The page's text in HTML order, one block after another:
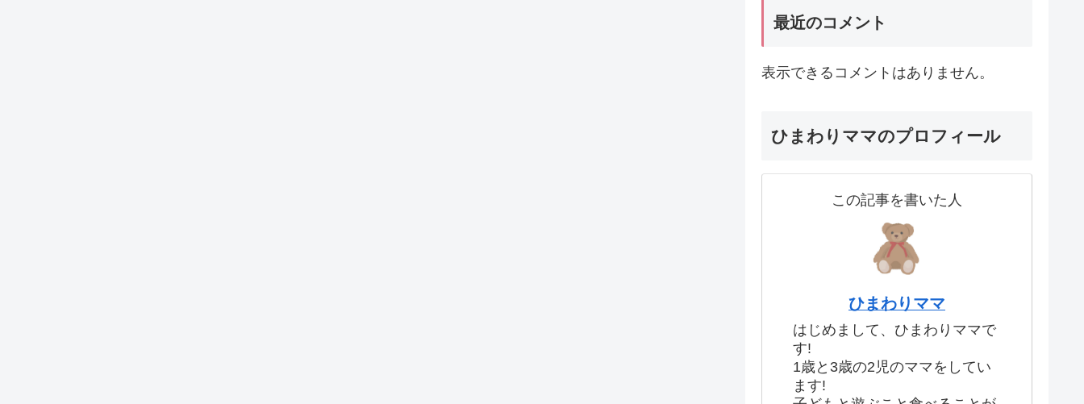
最近のコメント
表示できるコメントはありません。
ひまわりママのプロフィール
この記事を書いた人
ひまわりママ
はじめまして、ひまわりママで
す!
1歳と3歳の2児のママをしてい
ます!